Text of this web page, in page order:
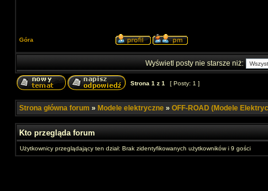
Góra
Wyświetl posty nie starsze niż:
Strona 1 z 1 [ Posty: 1 ]
Strona główna forum » Modele elektryczne » OFF-ROAD (Modele
Kto przegląda forum
Użytkownicy przeglądający ten dział: Brak zidentyfikowanych użytkowników i 9 gości